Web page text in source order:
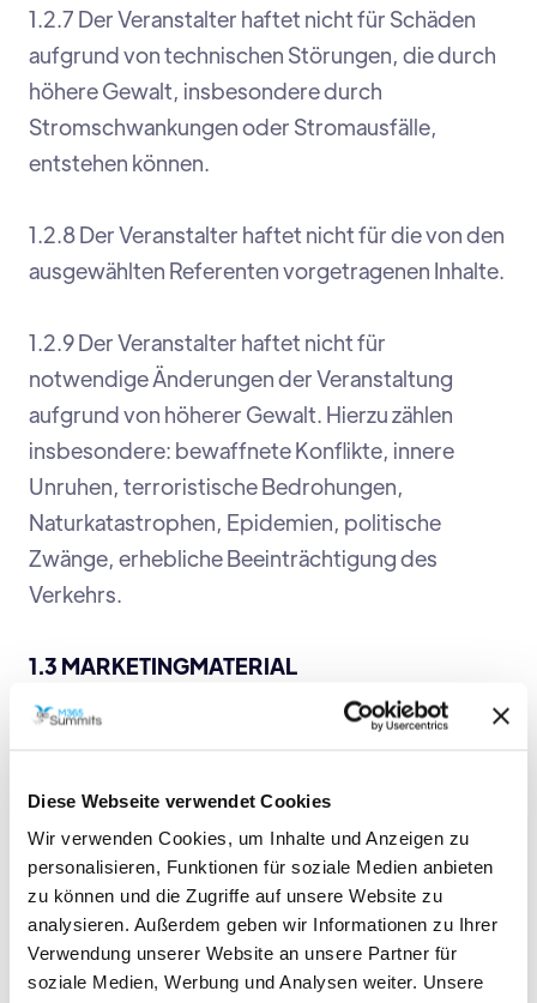
Diese Webseite verwendet Cookies
Wir verwenden Cookies, um Inhalte und Anzeigen zu
personalisieren, Funktionen für soziale Medien anbieten
zu können und die Zugriffe auf unsere Website zu
analysieren. Außerdem geben wir Informationen zu Ihrer
Verwendung unserer Website an unsere Partner für
soziale Medien, Werbung und Analysen weiter. Unsere
1.2.7 Der Veranstalter haftet nicht für Schäden
aufgrund von technischen Störungen, die durch
höhere Gewalt, insbesondere durch
Stromschwankungen oder Stromausfälle,
entstehen können.
1.2.8 Der Veranstalter haftet nicht für die von den
ausgewählten Referenten vorgetragenen Inhalte.
1.2.9 Der Veranstalter haftet nicht für
notwendige Änderungen der Veranstaltung
aufgrund von höherer Gewalt. Hierzu zählen
insbesondere: bewaffnete Konflikte, innere
Unruhen, terroristische Bedrohungen,
Naturkatastrophen, Epidemien, politische
Zwänge, erhebliche Beeinträchtigung des
Verkehrs.
1.3 MARKETINGMATERIAL
Marketingmaterial, das in die Taschen der
dem Sponsor/Partner an die Adresse und
innerhalb der Frist zur Verfügung gestellt
werden, die der Veranstalter dem
Sponsor/Partner mitgeteilt hat. Sollte das
Material nicht rechtzeitig oder nicht an der
angegebenen Adresse eintreffen, kann der